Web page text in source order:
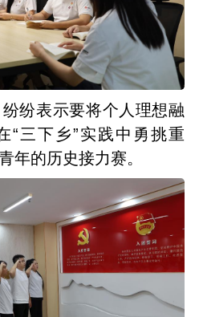
纷表示要将个人理想融
“三下乡”实践中勇挑重
年的历史接力赛。